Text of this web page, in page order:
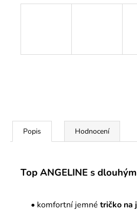
Popis Hodnocení
Top ANGELINE s
• komfortní jemné tričko na